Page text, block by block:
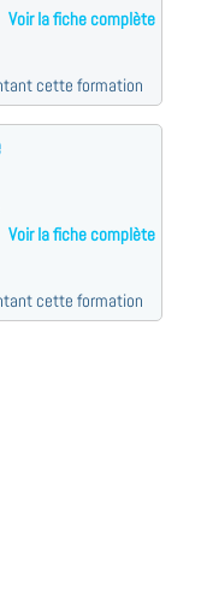
Voir la fiche complète
cette formation
Voir la fiche complète
cette formation